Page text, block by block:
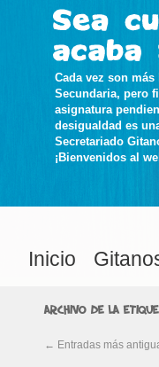
Cada vez son
Secundaria, pero
asignatura
desigualdad es
Secretariado
¡Bienvenidos al
Inicio
Archivo de la
← Entradas más